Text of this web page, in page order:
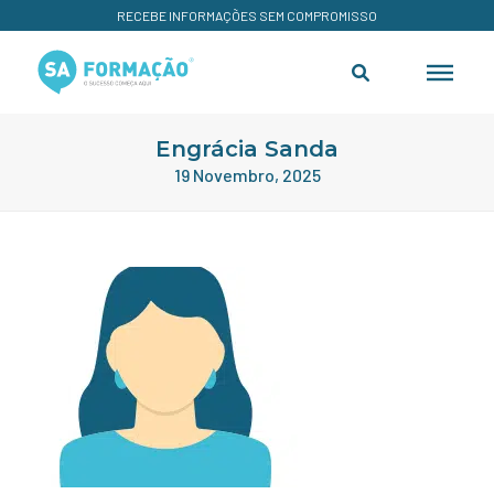
RECEBE INFORMAÇÕES SEM COMPROMISSO
Engrácia Sanda
19 Novembro, 2025